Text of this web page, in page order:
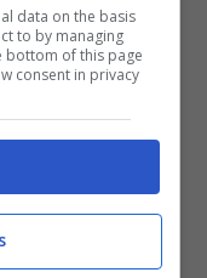
senza
fumo
non sono un
un taglio che
data on the basis
to by managing
bottom of this page
consent in privacy